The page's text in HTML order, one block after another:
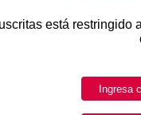
está